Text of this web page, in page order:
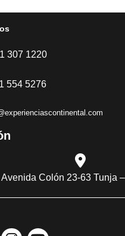
307 1220
554 5276
Avenida Colón 23-63 Tunja